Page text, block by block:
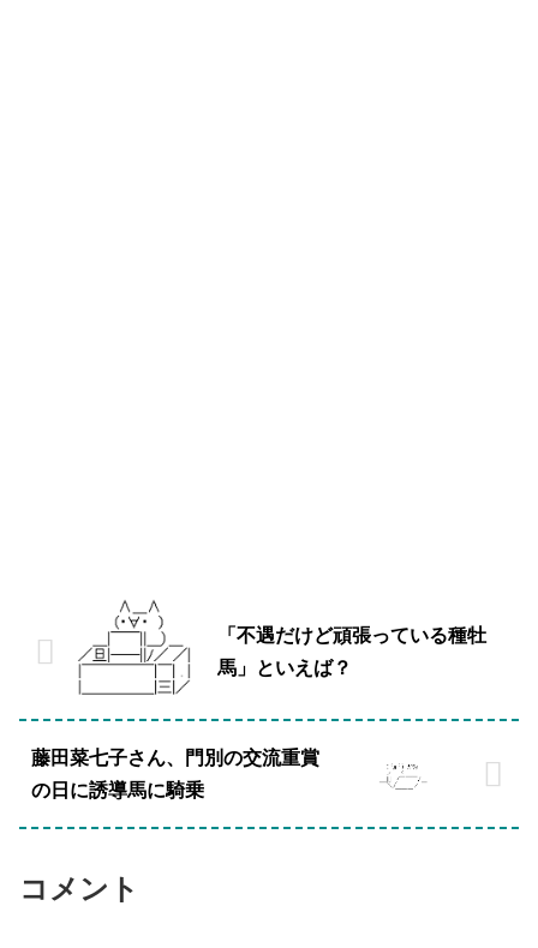
「不遇だけど頑張っている種牡
馬」といえば？
藤田菜七子さん、門別の交流重賞
の日に誘導馬に騎乗
コメント